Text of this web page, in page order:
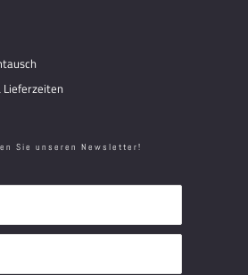
Sie unseren Newsletter!